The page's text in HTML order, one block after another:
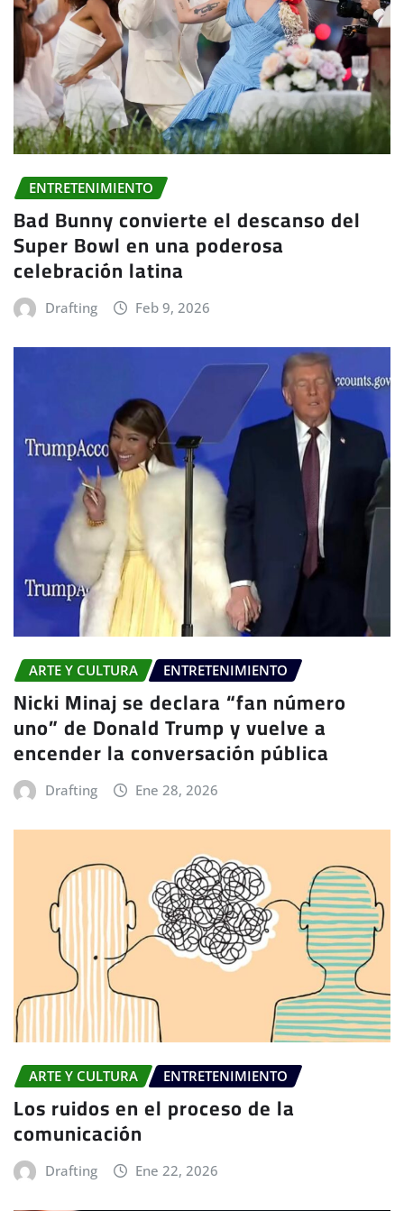
ENTRETENIMIENTO
Bad Bunny convierte el descanso del
Super Bowl en una poderosa
celebración latina
Drafting Feb 9, 2026
ARTE Y CULTURA ENTRETENIMIENTO
Nicki Minaj se declara “fan número
uno” de Donald Trump y vuelve a
encender la conversación pública
Drafting Ene 28, 2026
ARTE Y CULTURA ENTRETENIMIENTO
Los ruidos en el proceso de la
comunicación
Drafting Ene 22, 2026